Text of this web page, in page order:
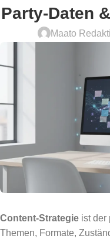
Party-Daten
Maato
Content-Strategie ist der
Themen, Formate,